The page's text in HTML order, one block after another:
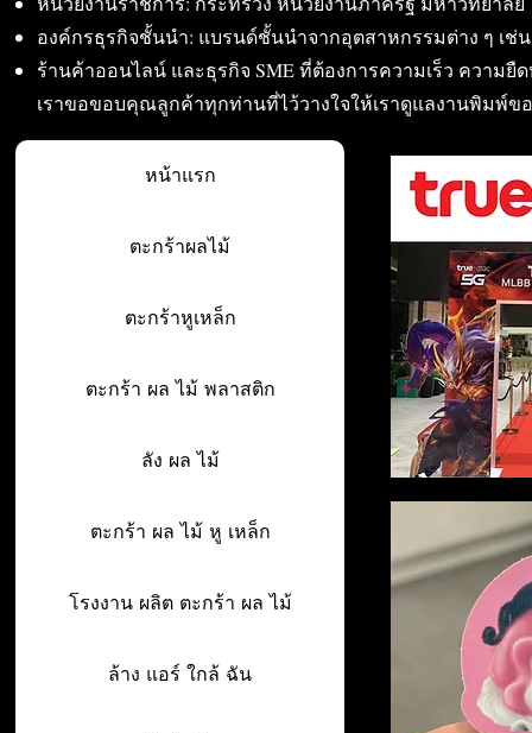
องค์กรธุรกิจชั้นนำ: แบรนด์ชั้นนำจากอุตสาหกรรมต่าง ๆ เช่
ร้านค้าออนไลน์ และธุรกิจ SME ที่ต้องการความเร็ว ความยื
เราขอขอบคุณลูกค้าทุกท่านที่ไว้วางใจให้เราดูแลงานพิมพ์ข
หน้าแรก
ตะกร้าผลไม้
ตะกร้าหูเหล็ก
ตะกร้า ผล ไม้ พลาสติก
ลัง ผล ไม้
ตะกร้า ผล ไม้ หู เหล็ก
โรงงาน ผลิต ตะกร้า ผล ไม้
ล้าง แอร์ ใกล้ ฉัน